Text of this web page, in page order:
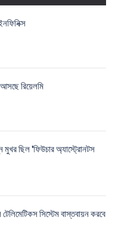
রিয়েলমি
মুখর ছিল 'ফিউচার অ্যাস্ট্রোনটস
সিস্টেম বাস্তবায়ন করবে